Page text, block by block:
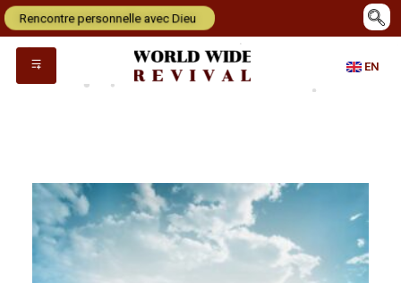
Rencontre personnelle avec Dieu
EN